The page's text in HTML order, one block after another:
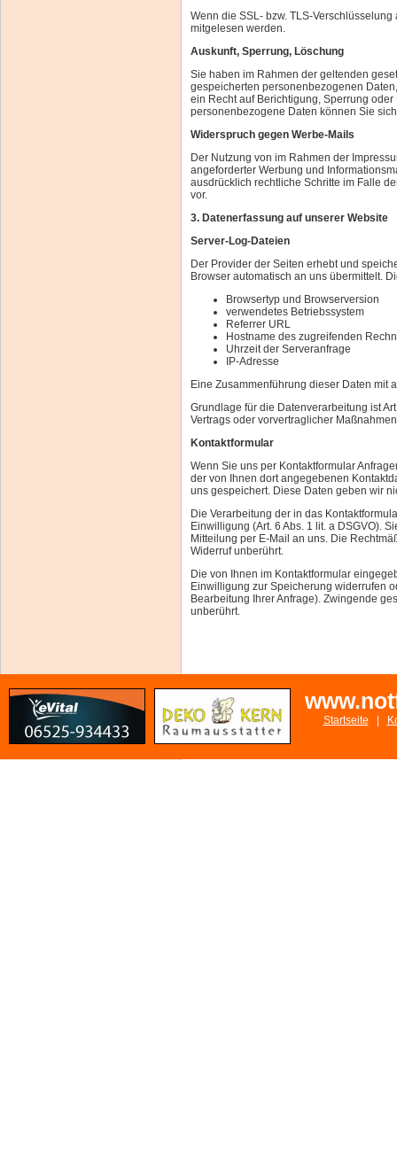
Wenn die SSL- bzw. TLS-
mitgelesen werden.
Auskunft, Sperrung, Löschung
Sie haben im Rahmen der geltenden
gespeicherten personenbezogenen
ein Recht auf Berichtigung, Sperrung
personenbezogene Daten können Sie
Widerspruch gegen Werbe-Mails
Der Nutzung von im Rahmen der
angeforderter Werbung und
ausdrücklich rechtliche Schritte im Falle
vor.
3. Datenerfassung auf unserer Website
Server-Log-Dateien
Der Provider der Seiten erhebt und
Browser automatisch an uns übermittelt.
Browsertyp und Browserversion
verwendetes Betriebssystem
Referrer URL
Hostname des zugreifenden
Uhrzeit der Serveranfrage
IP-Adresse
Eine Zusammenführung dieser Daten mit
Grundlage für die Datenverarbeitung ist
Vertrags oder vorvertraglicher
Kontaktformular
Wenn Sie uns per Kontaktformular
der von Ihnen dort angegebenen
uns gespeichert. Diese Daten geben wir
Die Verarbeitung der in das
Einwilligung (Art. 6 Abs. 1 lit. a DSGVO).
Mitteilung per E-Mail an uns. Die
Widerruf unberührt.
Die von Ihnen im Kontaktformular
Einwilligung zur Speicherung widerrufen
Bearbeitung Ihrer Anfrage). Zwingende
unberührt.
Startseite